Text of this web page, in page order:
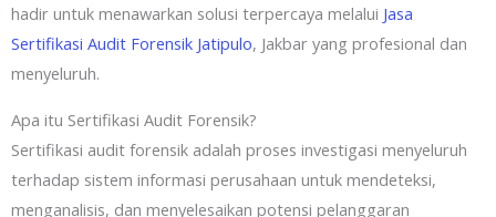
hadir untuk menawarkan solusi terpercaya melalui Jasa
Sertifikasi Audit Forensik Jatipulo, Jakbar yang profesional dan
menyeluruh.
Apa itu Sertifikasi Audit Forensik?
Sertifikasi audit forensik adalah proses investigasi menyeluruh
terhadap sistem informasi perusahaan untuk mendeteksi,
menganalisis, dan menyelesaikan potensi pelanggaran